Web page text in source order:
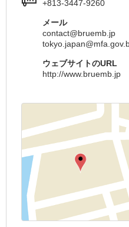
+813-3447-9260
メール
contact@bruemb.jp
ウェブサイトのURL
http://www.bruemb.jp